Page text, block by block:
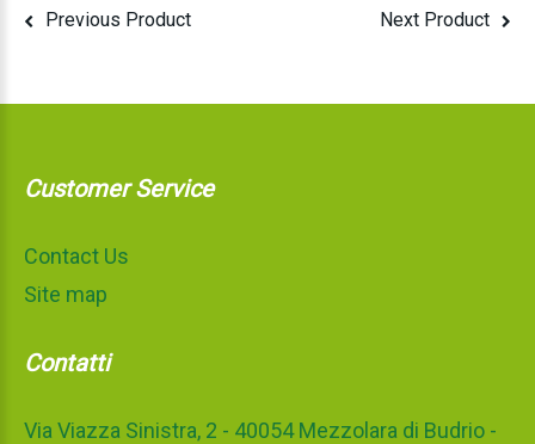
Previous Product Next Product
Customer Service
Contact Us
Site map
Contatti
Via Viazza Sinistra, 2 - 40054 Mezzolara di Budrio -